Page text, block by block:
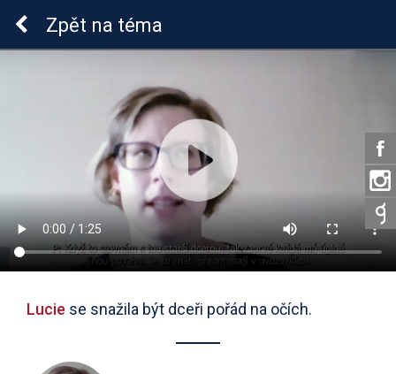
Sluchová vada u dětí
Zpět na téma
Lucie se snažila být dceři pořád na očích.